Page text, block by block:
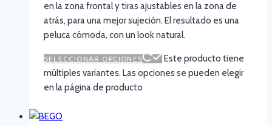
en la zona frontal y tiras ajustables en la zona de
atrás, para una mejor sujeción. El resultado es una
peluca cómoda, con un look natural.
SELECCIONAR OPCIONES
Este producto tiene
múltiples variantes. Las opciones se pueden elegir
en la página de producto